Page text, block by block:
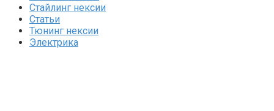
Стайлинг нексии
Статьи
Тюнинг нексии
Электрика